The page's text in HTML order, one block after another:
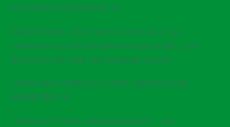
INTERPROFESSIONNELLE
Table Ronde « Rex sur la canicule »: les
cheminot-es ont tenu le service public, à la
direction de tenir ses engagements!
L’INFO ADC SUD D.C.I ARES, ODICEO DES
AVANCÉES !!!
L’INFO ADC SUD ARES DÉRAILLE…..LA